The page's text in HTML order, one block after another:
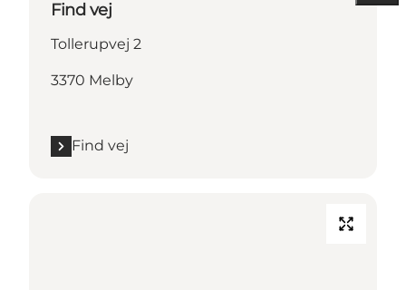
Find vej
Tollerupvej 2
3370 Melby
Find vej